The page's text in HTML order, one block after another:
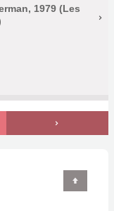
1979 (Les